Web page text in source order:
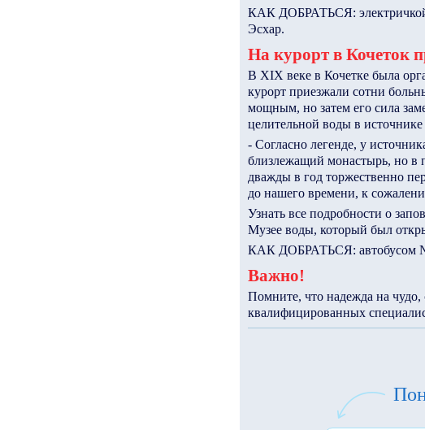
КАК ДОБРАТЬСЯ: электричкой
Эсхар.
На курорт в Кочеток
В XIX веке в Кочетке была
курорт приезжали сотни
мощным, но затем его сила
целительной воды в
- Согласно легенде, у
близлежащий монастырь, но в
дважды в год торжественно
до нашего времени, к
Узнать все подробности о
Музее воды, который был
КАК ДОБРАТЬСЯ: автобусом №
Важно!
Помните, что надежда на
квалифицированных